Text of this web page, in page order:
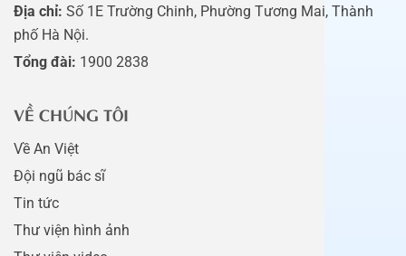
Địa chỉ: Số 1E Trường Chinh, Phường Tương Mai, Thành
phố Hà Nội.
Tổng đài: 1900 2838
VỀ CHÚNG TÔI
Về An Việt
Đội ngũ bác sĩ
Tin tức
Thư viện hình ảnh